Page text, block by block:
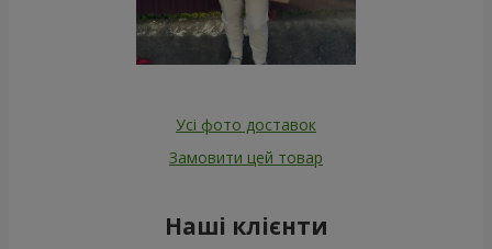
Усі фото доставок
Замовити цей товар
Наші клієнти